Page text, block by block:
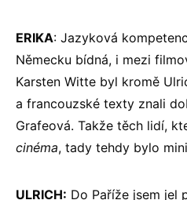
ERIKA: Jazyková
Německu bídná, i mezi
Karsten Witte byl kromě
a francouzské texty znali
Grafeová. Takže těch lidí,
cinéma, tady tehdy bylo
ULRICH: Do Paříže jsem jel